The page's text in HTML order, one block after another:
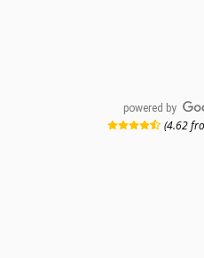
powered by
(4.62